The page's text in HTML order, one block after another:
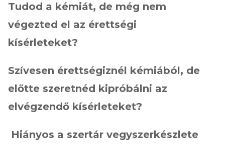
Tudod a kémiát, de még nem
végezted el az érettségi
kísérleteket?
Szívesen érettségiznél kémiából, de
előtte szeretnéd kipróbálni az
elvégzendő kísérleteket?
Hiányos a szertár vegyszerkészlete